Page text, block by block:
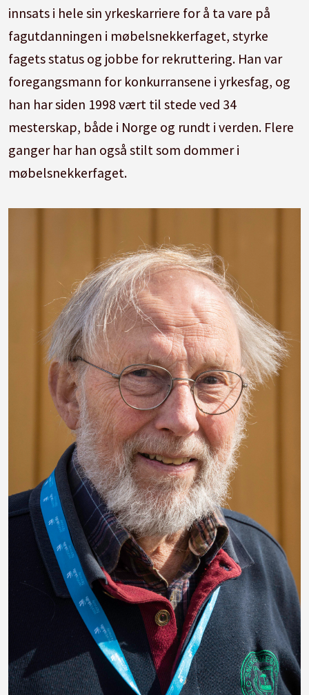
innsats i hele sin yrkeskarriere for å ta vare på
fagutdanningen i møbelsnekkerfaget, styrke
fagets status og jobbe for rekruttering. Han var
foregangsmann for konkurransene i yrkesfag, og
han har siden 1998 vært til stede ved 34
mesterskap, både i Norge og rundt i verden. Flere
ganger har han også stilt som dommer i
møbelsnekkerfaget.